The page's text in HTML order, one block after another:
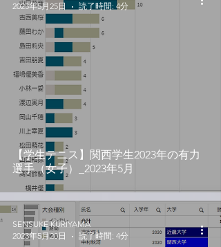
【学生テニス】関西学生2023年の有力
選手（女子）_2023年5月
2023年5月25日
読了時間: 4分
SENSUKE KURIYAMA
2023年5月20日
読了時間: 4分